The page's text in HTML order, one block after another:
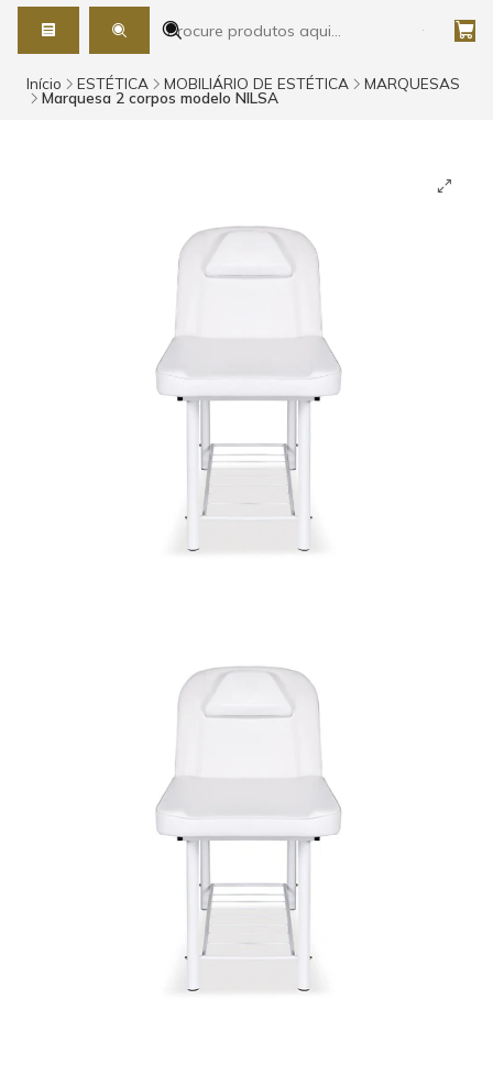
Início ESTÉTICA MOBILIÁRIO DE ESTÉTICA MARQUESAS
Marquesa 2 corpos modelo NILSA